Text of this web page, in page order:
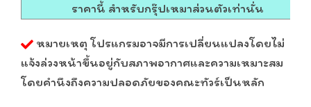
ราคานี้ สำหรับกรุ๊ปเหมาส่วนตัวเท่านั่น
หมายเหตุ โปรแกรมอาจมีการเปลี่ยนแปลงโดยไม่
แจ้งล่วงหน้าขึ้นอยู่กับสภาพอากาศและความเหมาะสม
โดยคำนึงถึงความปลอดภัยของคณะทัวร์เป็นหลัก